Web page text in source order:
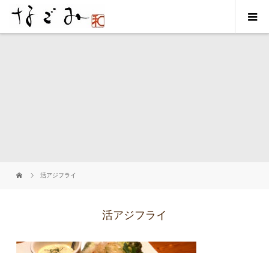
活アジフライ
活アジフライ